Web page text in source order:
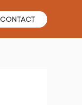
CONTACT